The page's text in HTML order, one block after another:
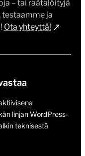
– tai räätälöityjä
ja
Ota yhteyttä!
linjan WordPress-
teknisestä